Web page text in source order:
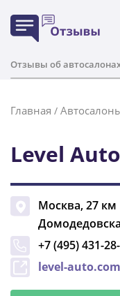
Отзывы об
Главная /
Level Auto
Москва,27
+7 (495) 431-
level-auto.com